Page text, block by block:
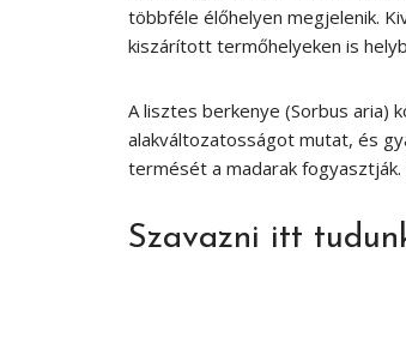
többféle élőhelyen megjelenik.
kiszárított termőhelyeken is
A lisztes berkenye (Sorbus aria)
alakváltozatosságot mutat, és
termését a madarak
Szavazni itt